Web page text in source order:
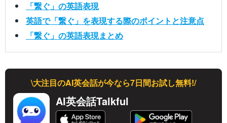
「繋ぐ」の英語表現
英語で「繋ぐ」を表現する際のポイントと注意点
「繋ぐ」の英語表現まとめ
\大注目のAI英会話が今なら7日間お試し無料!/
AI英会話Talkful